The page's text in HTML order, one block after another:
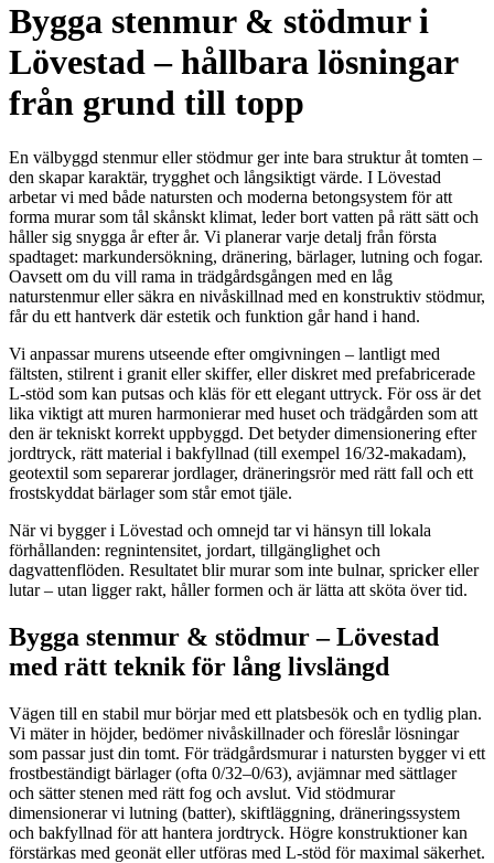
Bygga stenmur & stödmur i
Lövestad – hållbara lösningar
från grund till topp
En välbyggd stenmur eller stödmur ger inte bara struktur åt tomten –
den skapar karaktär, trygghet och långsiktigt värde. I Lövestad
arbetar vi med både natursten och moderna betongsystem för att
forma murar som tål skånskt klimat, leder bort vatten på rätt sätt och
håller sig snygga år efter år. Vi planerar varje detalj från första
spadtaget: markundersökning, dränering, bärlager, lutning och fogar.
Oavsett om du vill rama in trädgårdsgången med en låg
naturstenmur eller säkra en nivåskillnad med en konstruktiv stödmur,
får du ett hantverk där estetik och funktion går hand i hand.
Vi anpassar murens utseende efter omgivningen – lantligt med
fältsten, stilrent i granit eller skiffer, eller diskret med prefabricerade
L-stöd som kan putsas och kläs för ett elegant uttryck. För oss är det
lika viktigt att muren harmonierar med huset och trädgården som att
den är tekniskt korrekt uppbyggd. Det betyder dimensionering efter
jordtryck, rätt material i bakfyllnad (till exempel 16/32-makadam),
geotextil som separerar jordlager, dräneringsrör med rätt fall och ett
frostskyddat bärlager som står emot tjäle.
När vi bygger i Lövestad och omnejd tar vi hänsyn till lokala
förhållanden: regnintensitet, jordart, tillgänglighet och
dagvattenflöden. Resultatet blir murar som inte bulnar, spricker eller
lutar – utan ligger rakt, håller formen och är lätta att sköta över tid.
Bygga stenmur & stödmur – Lövestad
med rätt teknik för lång livslängd
Vägen till en stabil mur börjar med ett platsbesök och en tydlig plan.
Vi mäter in höjder, bedömer nivåskillnader och föreslår lösningar
som passar just din tomt. För trädgårdsmurar i natursten bygger vi ett
frostbeständigt bärlager (ofta 0/32–0/63), avjämnar med sättlager
och sätter stenen med rätt fog och avslut. Vid stödmurar
dimensionerar vi lutning (batter), skiftläggning, dräneringssystem
och bakfyllnad för att hantera jordtryck. Högre konstruktioner kan
förstärkas med geonät eller utföras med L-stöd för maximal säkerhet.